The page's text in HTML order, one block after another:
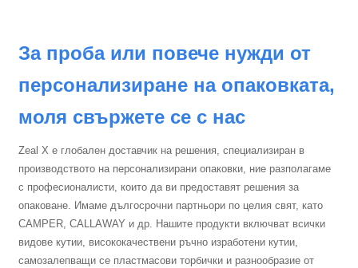
За проба или повече нужди от
персонализиране на опаковката,
моля свържете се с нас
Zeal X е глобален доставчик на решения, специализиран в
производството на персонализирани опаковки, ние разполагаме
с професионалисти, които да ви предоставят решения за
опаковане. Имаме дългосрочни партньори по целия свят, като
CAMPER, CALLAWAY и др. Нашите продукти включват всички
видове кутии, висококачествени ръчно изработени кутии,
самозалепващи се пластмасови торбички и разнообразие от